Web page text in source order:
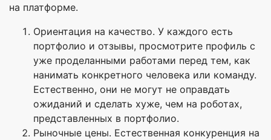
на платформе.
Ориентация на качество. У каждого есть
портфолио и отзывы, просмотрите профиль с
уже проделанными работами перед тем, как
нанимать конкретного человека или команду.
Естественно, они не могут не оправдать
ожиданий и сделать хуже, чем на роботах,
представленных в портфолио.
Рыночные цены. Естественная конкуренция на